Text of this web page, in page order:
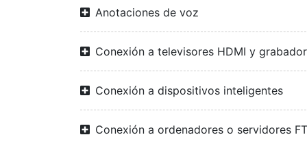
Anotaciones de voz
Conexión a televisores HDMI y
Conexión a dispositivos inteligentes
Conexión a ordenadores o servidores